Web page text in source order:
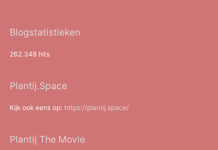
Blogstatistieken
262.348 hits
Plantij.Space
Kijk ook eens op: https://plantij.space/
Plantij The Movie